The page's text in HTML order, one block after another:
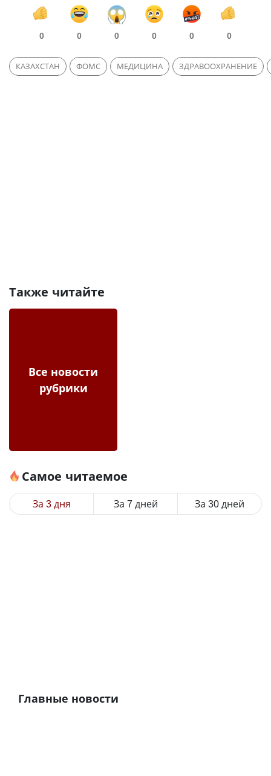
0 0 0 0 0 0
КАЗАХСТАН ФОМС МЕДИЦИНА ЗДРАВООХРАНЕНИЕ
Также читайте
Все новости
рубрики
Самое читаемое
За 3 дня За 7 дней За 30 дней
Главные новости